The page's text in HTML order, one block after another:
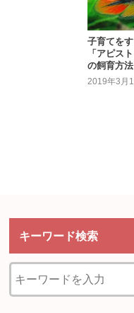
子育てを
「アピス
の飼育方
2019年3月
キーワード検索